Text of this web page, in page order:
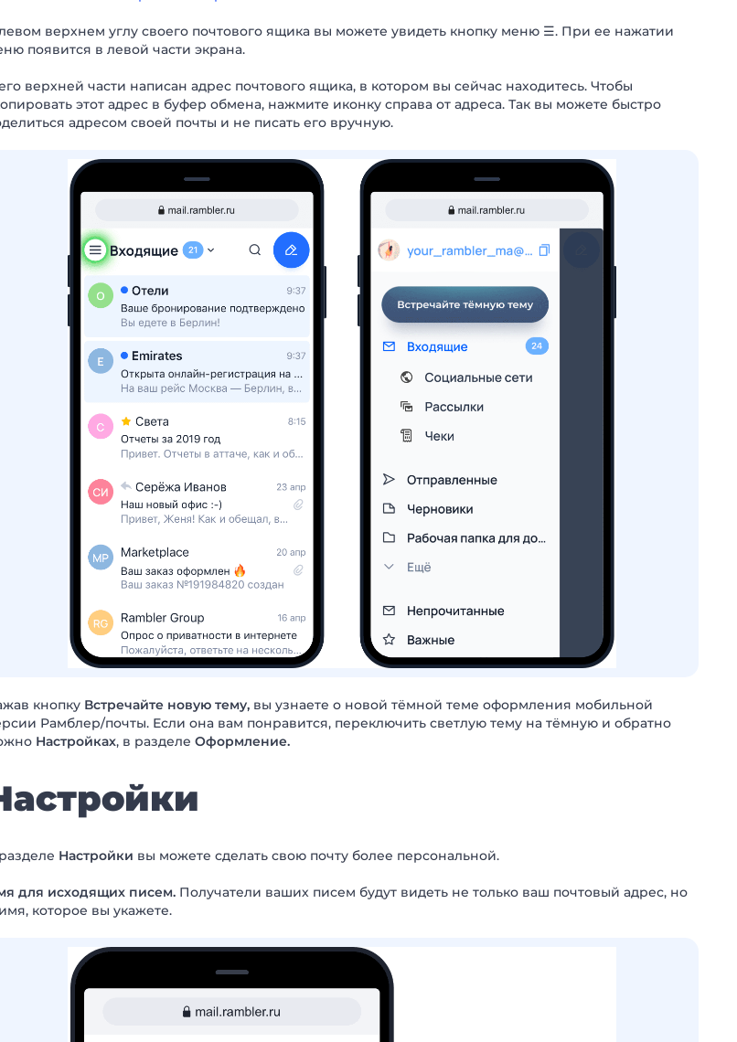
верхнем углу своего почтового ящика вы можете увидеть кнопку меню ☰. При ее нажатии
появится в левой части экрана.
верхней части написан адрес почтового ящика, в котором вы сейчас находитесь. Чтобы
этот адрес в буфер обмена, нажмите иконку справа от адреса. Так вы можете быстро
адресом своей почты и не писать его вручную.
кнопку Встречайте новую тему, вы узнаете о новой тёмной теме оформления мобильной
Рамблер/почты. Если она вам понравится, переключить светлую тему на тёмную и обратно
Настройках, в разделе Оформление.
Настройки вы можете сделать свою почту более персональной.
для исходящих писем. Получатели ваших писем будут видеть не только ваш почтовый адрес, но
которое вы укажете.